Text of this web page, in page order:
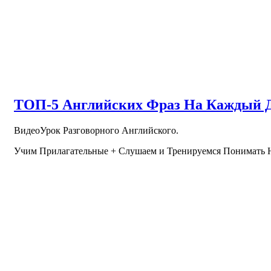
ТОП-5 Английских Фраз На Каждый
ВидеоУрок Разговорного Английского.
Учим Прилагательные + Слушаем и Тренируемся Понимать